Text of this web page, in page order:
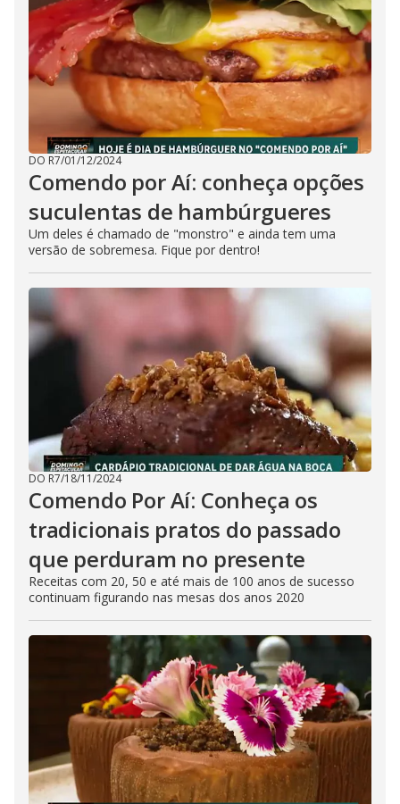
DO R7/01/12/2024
Comendo por Aí: conheça opções
suculentas de hambúrgueres
Um deles é chamado de "monstro" e ainda tem uma
versão de sobremesa. Fique por dentro!
DO R7/18/11/2024
Comendo Por Aí: Conheça os
tradicionais pratos do passado
que perduram no presente
Receitas com 20, 50 e até mais de 100 anos de sucesso
continuam figurando nas mesas dos anos 2020